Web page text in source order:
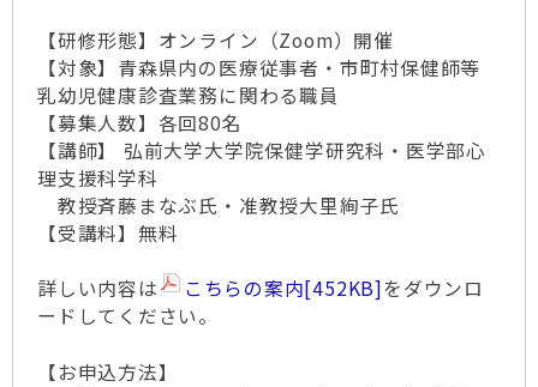
【研修形態】オンライン（Zoom）開催
【対象】青森県内の医療従事者・市町村保健師等
乳幼児健康診査業務に関わる職員
【募集人数】各回80名
【講師】 弘前大学大学院保健学研究科・医学部心
理支援科学科
教授斉藤まなぶ氏・准教授大里絢子氏
【受講料】無料
詳しい内容は
こちらの案内[452KB]をダウンロ
ードしてください。
【お申込方法】